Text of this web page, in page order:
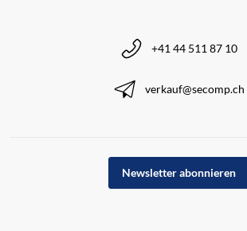
+41 44 511 87 10
verkauf@secomp.ch
Newsletter abonnieren